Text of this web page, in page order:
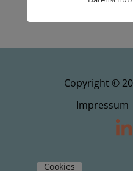
Copyright ©
Impressum
Cookies